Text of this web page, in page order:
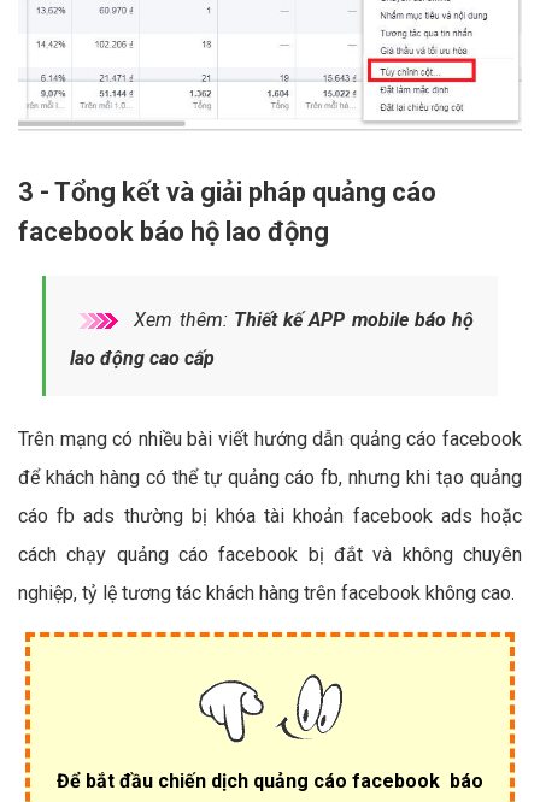
3 - Tổng kết và giải pháp quảng cáo
facebook báo hộ lao động
Xem thêm: Thiết kế APP mobile báo hộ
lao động cao cấp
Trên mạng có nhiều bài viết hướng dẫn quảng cáo facebook
để khách hàng có thể tự quảng cáo fb, nhưng khi tạo quảng
cáo fb ads thường bị khóa tài khoản facebook ads hoặc
cách chạy quảng cáo facebook bị đắt và không chuyên
nghiệp, tỷ lệ tương tác khách hàng trên facebook không cao.
Để bắt đầu chiến dịch quảng cáo facebook báo